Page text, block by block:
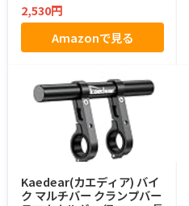
2,530円
Amazonで見る
Kaedear(カエディア) バイ
ク マルチバー クランプバー